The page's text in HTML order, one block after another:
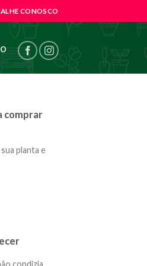
CONOSCO
comprar
planta e
condizia